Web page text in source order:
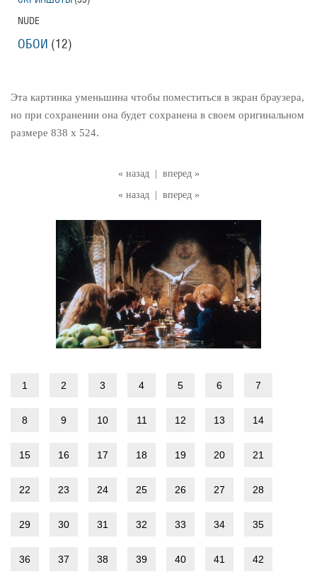
« назад
вперед »
« назад
вперед »
Эта картинка уменьшина чтобы поместиться в экран браузера,
но при сохранении она будет сохранена в своем оригинальном
размере 838 x 524.
1 2 3 4 5 6 7
8 9 10 11 12 13 14
15 16 17 18 19 20 21
22 23 24 25 26 27 28
29 30 31 32 33 34 35
36 37 38 39 40 41 42
NUDE
ОБОИ (12)